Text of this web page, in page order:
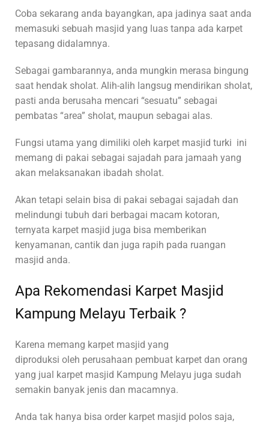
Coba sekarang anda bayangkan, apa jadinya saat anda
memasuki sebuah masjid yang luas tanpa ada karpet
tepasang didalamnya.
Sebagai gambarannya, anda mungkin merasa bingung
saat hendak sholat. Alih-alih langsug mendirikan sholat,
pasti anda berusaha mencari “sesuatu” sebagai
pembatas “area” sholat, maupun sebagai alas.
Fungsi utama yang dimiliki oleh karpet masjid turki ini
memang di pakai sebagai sajadah para jamaah yang
akan melaksanakan ibadah sholat.
Akan tetapi selain bisa di pakai sebagai sajadah dan
melindungi tubuh dari berbagai macam kotoran,
ternyata karpet masjid juga bisa memberikan
kenyamanan, cantik dan juga rapih pada ruangan
masjid anda.
Apa Rekomendasi Karpet Masjid
Kampung Melayu Terbaik ?
Karena memang karpet masjid yang
diproduksi oleh perusahaan pembuat karpet dan orang
yang jual karpet masjid Kampung Melayu juga sudah
semakin banyak jenis dan macamnya.
Anda tak hanya bisa order karpet masjid polos saja,